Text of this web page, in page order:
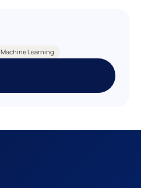
Machine Learning